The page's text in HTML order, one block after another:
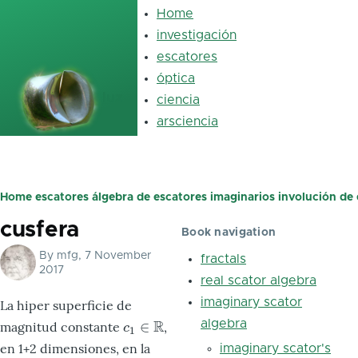
Main
navigation
Home
investigación
escatores
óptica
ciencia
arsciencia
Breadcrumb
Home escatores álgebra de escatores imaginarios involución de
cusfera
By mfg, 7 November
2017
La hiper superficie de
magnitud constante c1 ∈ R
c1 ∈R ,
en 1+2 dimensiones, en la
Book navigation
fractals
real scator algebra
imaginary scator
algebra
imaginary scator's